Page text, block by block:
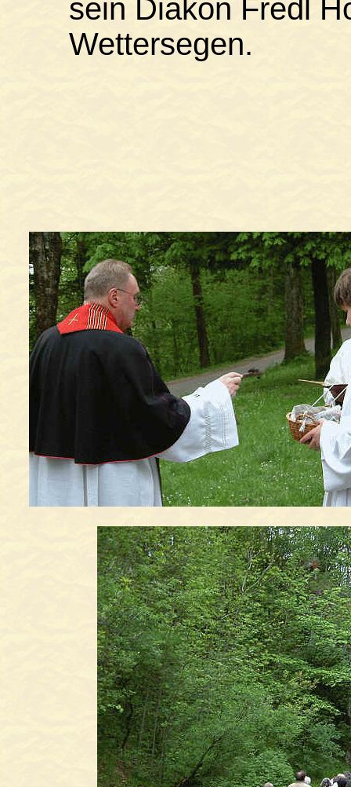
sein Diakon Fredl
Wettersegen.